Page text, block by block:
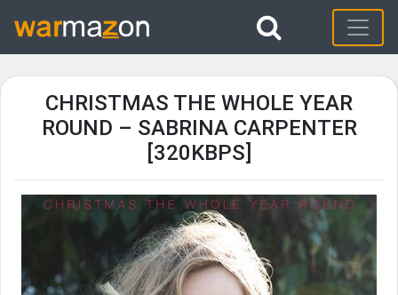
CHRISTMAS THE WHOLE YEAR
ROUND – SABRINA CARPENTER
[320KBPS]